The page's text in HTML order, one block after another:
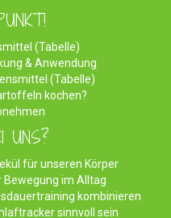
(Tabelle)
& Anwendung
(Tabelle)
kochen?
UNS?
für unseren Körper
im Alltag
kombinieren
sinnvoll sein